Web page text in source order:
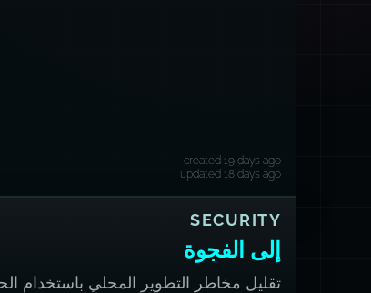
created 19 days ago
updated 18 days ago
SECURITY
إلى الفجوة
تقليل مخاطر التطوير المحلي باستخدام